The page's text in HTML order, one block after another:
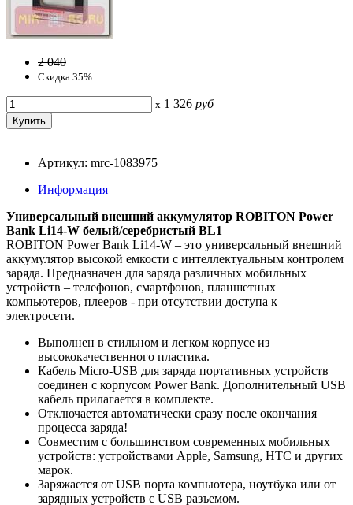
2 040
Скидка 35%
x 1 326 руб
Артикул: mrc-1083975
Информация
Универсальный внешний аккумулятор ROBITON Power
Bank Li14-W белый/серебристый BL1
ROBITON Power Bank Li14-W – это универсальный внешний
аккумулятор высокой емкости с интеллектуальным контролем
заряда. Предназначен для заряда различных мобильных
устройств – телефонов, смартфонов, планшетных
компьютеров, плееров - при отсутствии доступа к
электросети.
Выполнен в стильном и легком корпусе из
высококачественного пластика.
Кабель Micro-USB для заряда портативных устройств
соединен с корпусом Power Bank. Дополнительный USB
кабель прилагается в комплекте.
Отключается автоматически сразу после окончания
процесса заряда!
Совместим с большинством современных мобильных
устройств: устройствами Apple, Samsung, HTC и других
марок.
Заряжается от USB порта компьютера, ноутбука или от
зарядных устройств с USB разъемом.